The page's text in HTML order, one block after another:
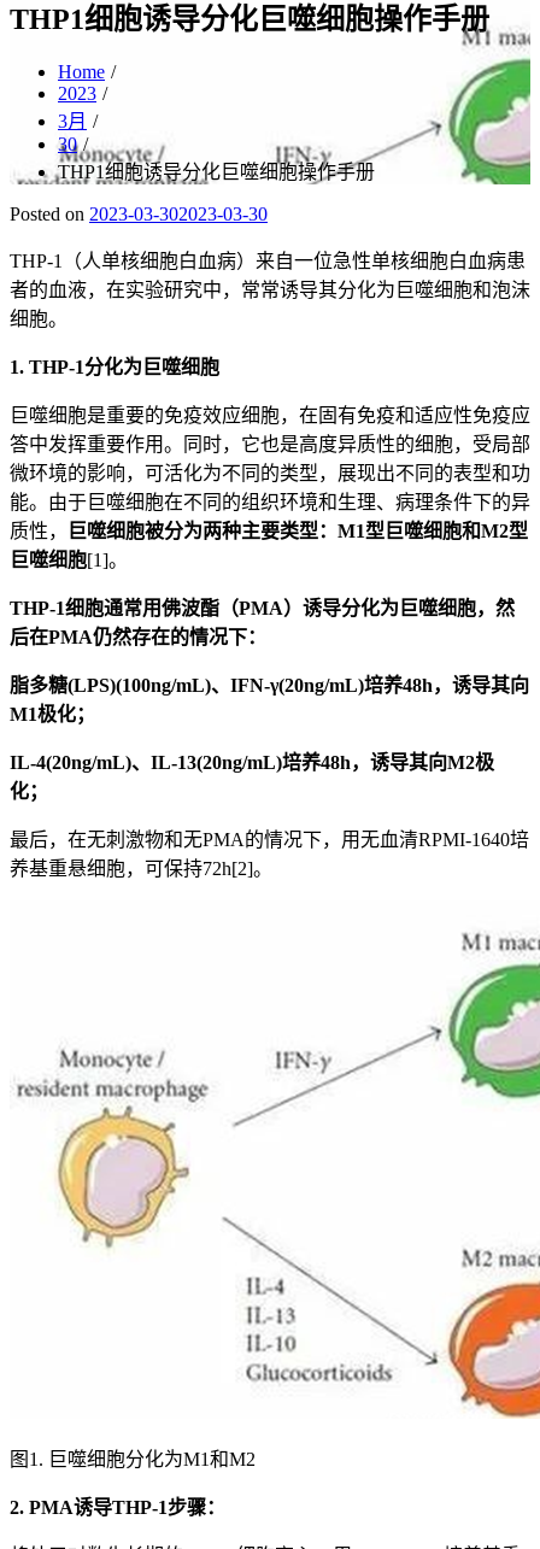
THP1细胞诱导分化巨噬细胞操作手册
Home
2023
3月
30
THP1细胞诱导分化巨噬细胞操作手册
Posted on 2023-03-302023-03-30
THP-1（人单核细胞白血病）来自一位急性单核细胞白血病患
者的血液，在实验研究中，常常诱导其分化为巨噬细胞和泡沫
细胞。
1. THP-1分化为巨噬细胞
巨噬细胞是重要的免疫效应细胞，在固有免疫和适应性免疫应
答中发挥重要作用。同时，它也是高度异质性的细胞，受局部
微环境的影响，可活化为不同的类型，展现出不同的表型和功
能。由于巨噬细胞在不同的组织环境和生理、病理条件下的异
质性，
巨噬细胞被分为两种主要类型：M1型巨噬细胞和M2型
巨噬细胞[1]。
THP-1细胞通常用佛波酯（PMA）诱导分化为巨噬细胞，然
后在PMA仍然存在的情况下：
脂多糖(LPS)(100ng/mL)、IFN-γ(20ng/mL)培养48h，诱导其向
M1极化；
IL-4(20ng/mL)、IL-13(20ng/mL)培养48h，诱导其向M2极
化；
最后，在无刺激物和无PMA的情况下，用无血清RPMI-1640培
养基重悬细胞，可保持72h[2]。
图1. 巨噬细胞分化为M1和M2
2. PMA诱导THP-1步骤：